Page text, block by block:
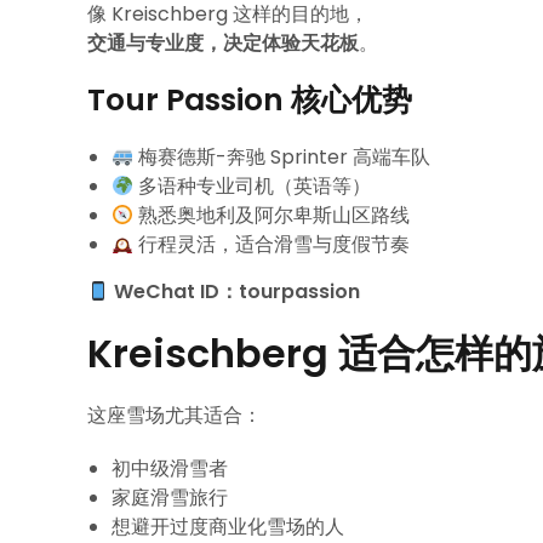
像 Kreischberg 这样的目的地，
交通与专业度，决定体验天花板。
Tour Passion 核心优势
梅赛德斯-奔驰 Sprinter 高端车队
多语种专业司机（英语等）
熟悉奥地利及阿尔卑斯山区路线
行程灵活，适合滑雪与度假节奏
WeChat ID：tourpassion
Kreischberg 适合怎样的
这座雪场尤其适合：
初中级滑雪者
家庭滑雪旅行
想避开过度商业化雪场的人